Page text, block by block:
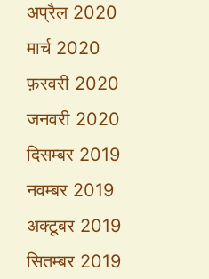
अप्रैल 2020
मार्च 2020
फ़रवरी 2020
जनवरी 2020
दिसम्बर 2019
नवम्बर 2019
अक्टूबर 2019
सितम्बर 2019